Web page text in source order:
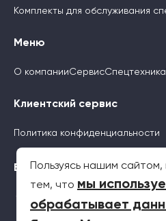
Комплекты для обслуживания
Меню
О компанииСервисСпецтехника
Клиентский сервис
Политика конфиденциальности
Будьте с нами
Пользуясь нашим
тем, что мы
обрабатывает